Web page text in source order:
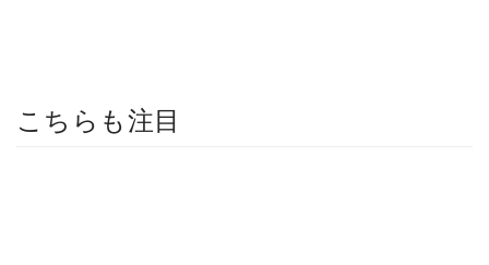
こちらも注目